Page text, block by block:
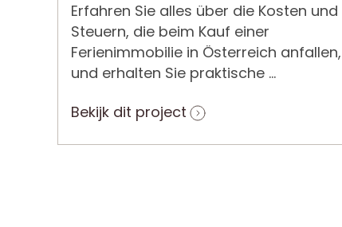
Erfahren Sie alles über die Kosten und
Steuern, die beim Kauf einer
Ferienimmobilie in Österreich anfallen,
und erhalten Sie praktische ...
Bekijk dit project